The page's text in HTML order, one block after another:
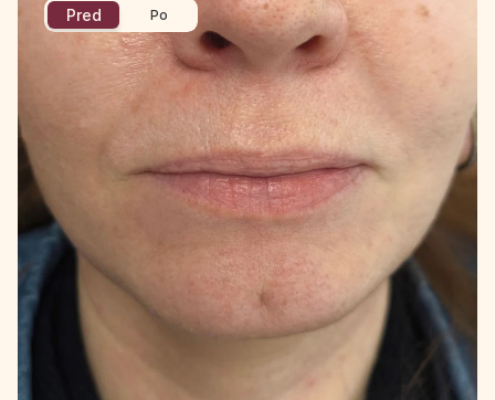
Pred Po